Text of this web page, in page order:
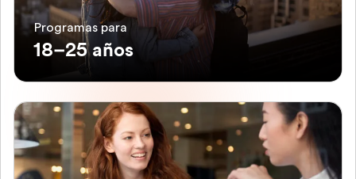
Programas para
18–25 años